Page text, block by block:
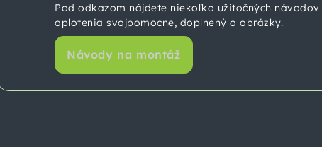
Pod odkazom nájdete niekoľko užitočných návodov
oplotenia svojpomocne, doplnený o obrázky.
Návody na montáž